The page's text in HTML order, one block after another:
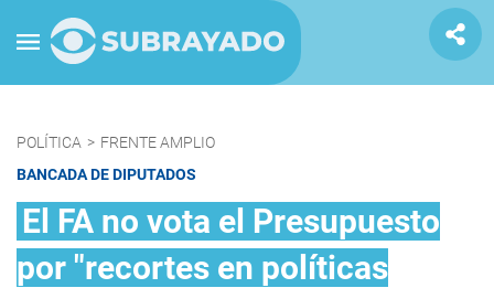
POLÍTICA > FRENTE AMPLIO
BANCADA DE DIPUTADOS
El FA no vota el Presupuesto
por "recortes en políticas